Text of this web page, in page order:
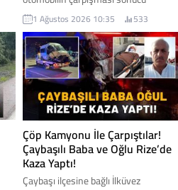
meydana gelen trafik kazasında iki
kişi yaralanırken, kontrolden çıkan
kamyon yol kenarındaki fındık
bahçesine savruldu. İşte detaylar...
1 Ağustos 2026 10:35 533
Çöp Kamyonu İle Çarpıştılar!
Çaybaşılı Baba ve Oğlu Rize’de
Kaza Yaptı!
Çaybaşı ilçesine bağlı İlküvez